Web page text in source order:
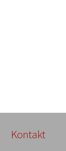
Kontakt